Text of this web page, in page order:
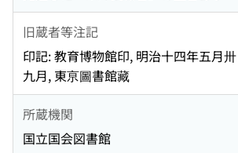
旧蔵者等注記
印記: 教育博物館印, 明治十四年五月
九月, 東亰圖書館藏
所蔵機関
国立国会図書館